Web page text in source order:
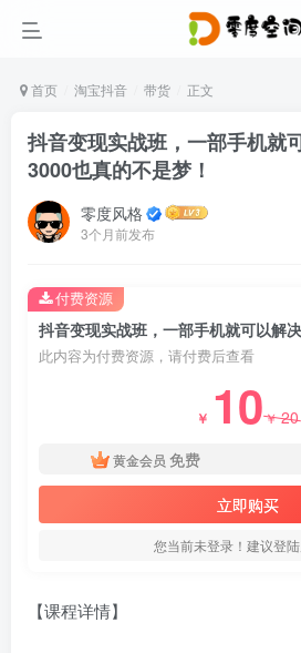
首页 淘宝抖音 带货 正文
抖音变现实战班，一部手机就
3000也真的不是梦！
零度风格
3个月前发布
此内容为付费资源，请付费后查看
￥ 10￥20
黄金会员 免费
立即购买
您当前未登录！建议登
付费资源
【课程详情】